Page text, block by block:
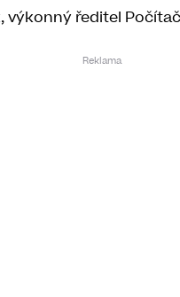
výkonný ředitel